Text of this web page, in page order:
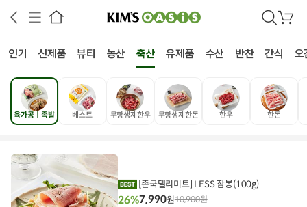
구
니
인기 신제품 뷰티 농산 축산 유제품 수산 반찬 간식 오
베스트 무항생제한우 무항생제한돈 한우 한돈
육가공│족발
[존쿡델리미트] LESS 잠봉(100g)
26%7,990원10,900원